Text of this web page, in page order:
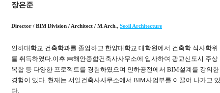
장은준
Director / BIM Division / Architect / M.Arch., Seoil Architecture
인하대학교 건축학과를 졸업하고 한양대학교 대학원에서 건축학 석사학위
를 취득하였다.이후 ㈜해안종합건축사사무소에 입사하여 광교신도시 주상
복합 등 다양한 프로젝트를 경험하였으며 인하공전에서 BIM설계를 강의한
경험이 있다. 현재는 서일건축사사무소에서 BIM사업부를 이끌어 나가고 있
다.